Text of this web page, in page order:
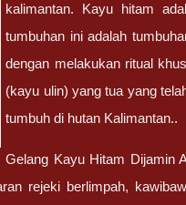
kalimantan. Kayu hitam
tumbuhan ini adalah
dengan melakukan ritual
(kayu ulin) yang tua yang
tumbuh di hutan Kalimantan..
Gelang Kayu Hitam Dijamin
rejeki berlimpah,